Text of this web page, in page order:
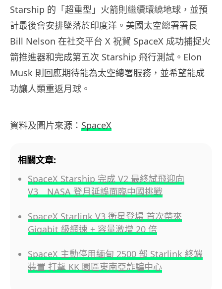
Starship 的「超重型」火箭則繼續環繞地球，並預
計最後會安排墜落於印度洋。美國太空總署署長
Bill Nelson 在社交平台 X 祝賀 SpaceX 成功捕捉火
箭推進器和完成第五次 Starship 飛行測試。Elon
Musk 則回應期待能為太空總署服務，並希望能成
功讓人類重返月球。
資料及圖片來源： SpaceX
相關文章:
SpaceX Starship 完成 V2 最終試飛迎向
V3 NASA 登月延誤面臨中國挑戰
SpaceX Starlink V3 衛星登場 首次帶來
Gigabit 級網速 + 容量激增 20 倍
SpaceX 主動停用緬甸 2500 部 Starlink 終端
裝置 打擊 KK 園區東南亞詐騙中心